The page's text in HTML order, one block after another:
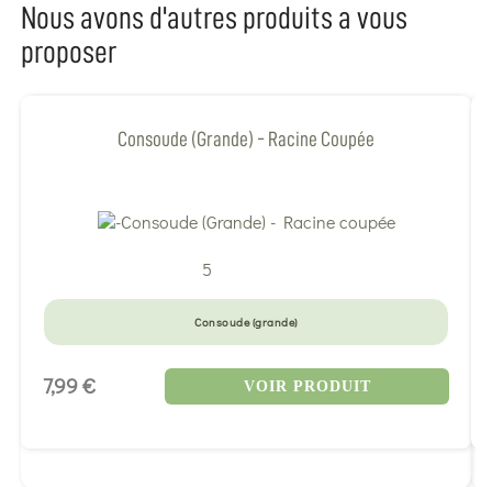
Nous avons d'autres produits a vous
proposer
Consoude (Grande) - Racine Coupée
5
Consoude (grande)
7,99 € VOIR PRODUIT